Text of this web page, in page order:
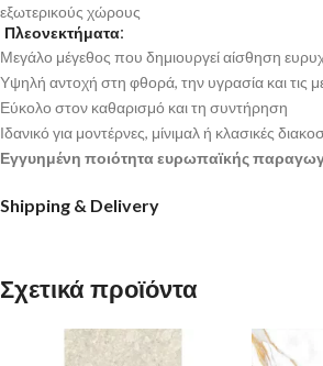
εξωτερικούς χώρους
Πλεονεκτήματα:
Μεγάλο μέγεθος που δημιουργεί αίσθηση
Υψηλή αντοχή στη φθορά, την υγρασία και τις
Εύκολο στον καθαρισμό και τη συντήρηση
Ιδανικό για μοντέρνες, μίνιμαλ ή κλασικές
Εγγυημένη ποιότητα ευρωπαϊκής
Shipping & Delivery
Σχετικά προϊόντα